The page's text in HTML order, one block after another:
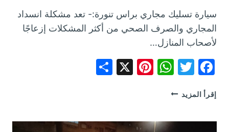
سيارة تسليك مجاري براس تنورة:- تعد مشكلة انسداد
المجاري والصرف الصحي من أكثر المشكلات إزعاجًا
لأصحاب المنازل…
Facebook
Twitter
WhatsApp
Pinterest
X
إقرأ المزيد سيارة
براس